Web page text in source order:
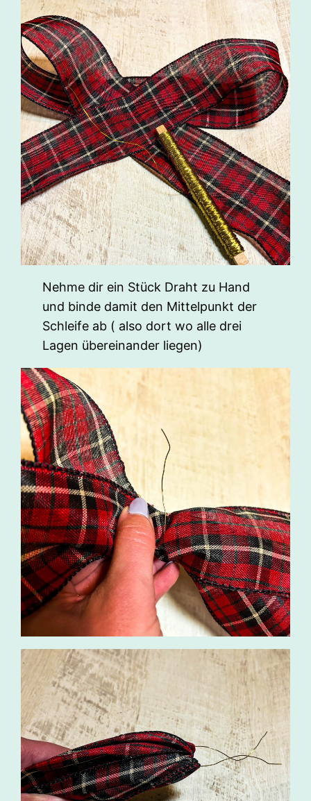
Nehme dir ein Stück Draht zu Hand
und binde damit den Mittelpunkt der
Schleife ab ( also dort wo alle drei
Lagen übereinander liegen)